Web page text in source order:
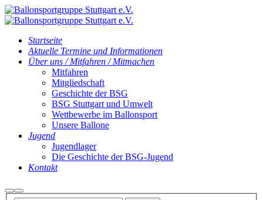
Startseite
Aktuelle Termine und Informationen
Über uns / Mitfahren / Mitmachen
Mitfahren
Mitgliedschaft
Geschichte der BSG
BSG Stuttgart und Umwelt
Wettbewerbe im Ballonsport
Unsere Ballone
Jugend
Jugendlager
Die Geschichte der BSG-Jugend
Kontakt
Suchen
Hauptmenü